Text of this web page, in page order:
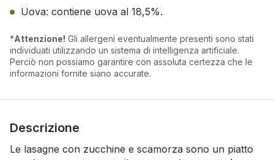
Uova: contiene uova al 18,5%.
*Attenzione! Gli allergeni eventualmente presenti sono stati
individuati utilizzando un sistema di intelligenza artificiale.
Perciò non possiamo garantire con assoluta certezza che le
informazioni fornite siano accurate.
Descrizione
Le lasagne con zucchine e scamorza sono un piatto